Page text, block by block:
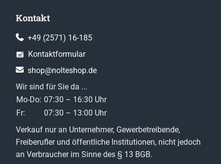
Kontakt
+49 (2571) 16-185
Kontaktformular
shop@nolteshop.de
Wir sind für Sie da ...
Mo-Do: 07:30 – 16:30 Uhr
Fr:
07:30 – 13:00 Uhr
Verkauf nur an Unternehmer, Gewerbetreibende,
Freiberufler und öffentliche Institutionen, nicht jedoch
an Verbraucher im Sinne des § 13 BGB.